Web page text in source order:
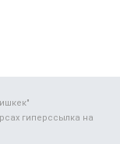
гиперссылка на